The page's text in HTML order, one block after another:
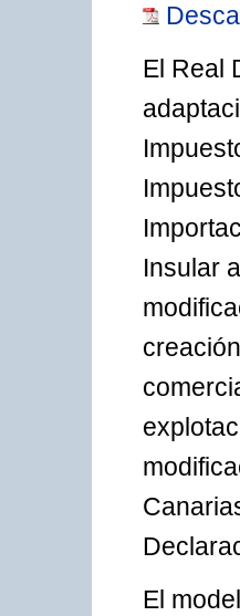
El Real
Insular
El